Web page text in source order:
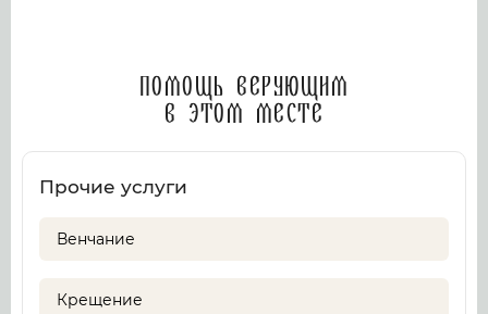
Помощь верующим
в этом месте
Прочие услуги
Венчание
Крещение